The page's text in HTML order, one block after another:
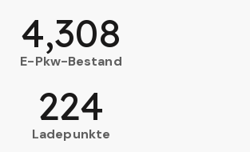
E-Pkw-Bestand
4,308
Ladepunkte
224